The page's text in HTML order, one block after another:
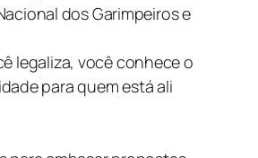
dos Garimpeiros e
legaliza, você conhece o
para quem está ali